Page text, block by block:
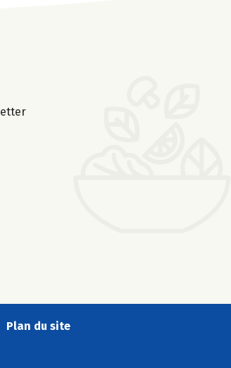
Plan du site